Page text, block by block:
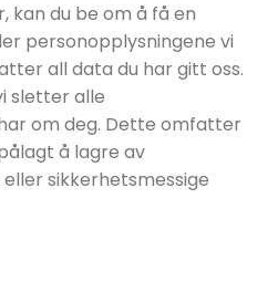
kan du be om å få en
personopplysningene vi
all data du har gitt oss.
sletter alle
om deg. Dette omfatter
å lagre av
sikkerhetsmessige